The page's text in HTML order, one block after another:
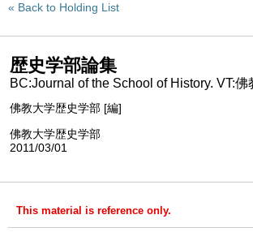
Back to Holding List
歴史学部論集
BC:Journal of the School of History. VT:
佛教大学歴史学部 [編]
佛教大学歴史学部
2011/03/01
This material is reference only.